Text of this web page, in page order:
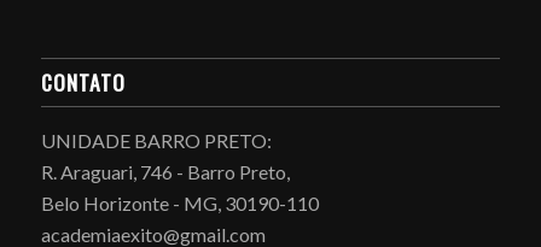
CONTATO
UNIDADE BARRO PRETO:
R. Araguari, 746 - Barro Preto,
Belo Horizonte - MG, 30190-110
academiaexito@gmail.com